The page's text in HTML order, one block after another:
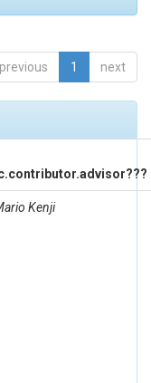
previous 1 next
Kenji